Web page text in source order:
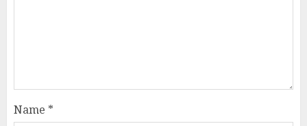
Name *